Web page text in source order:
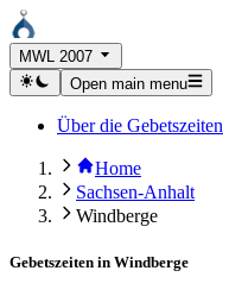
MWL 2007
Open main menu
Über die Gebetszeiten
Home
Sachsen-Anhalt
Windberge
Gebetszeiten in Windberge